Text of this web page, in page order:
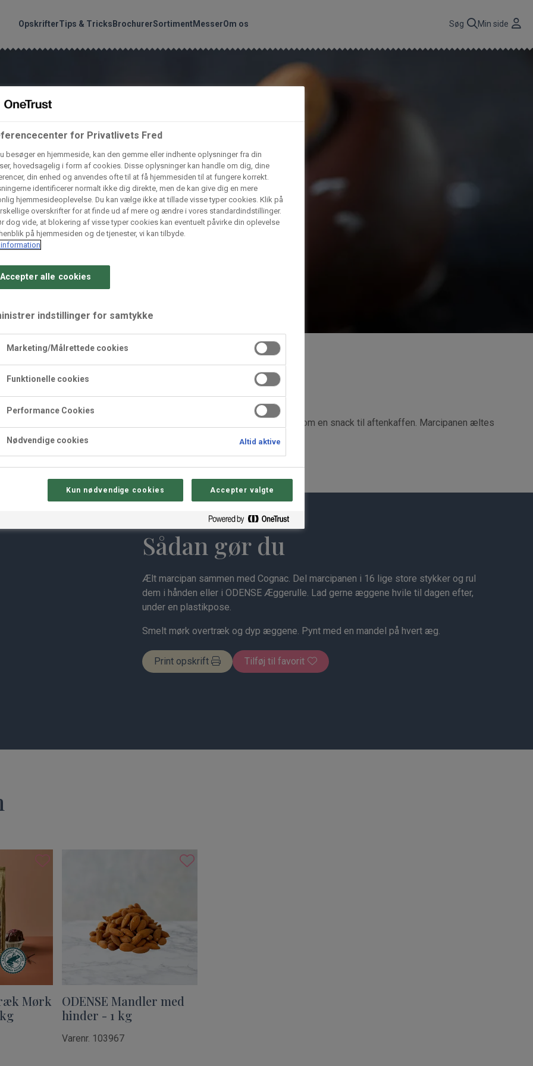
OpskrifterTips & TricksBrochurerSortimentMesserOm os Søg Min side
smag til dine påskeæg, perfekt til en voksen påskemiddag eller som en snack til aftenkaffen. Marcipanen æltes
hvorefter æggene evt. kan pyntes med en mandel.
Sådan gør du
Ælt marcipan sammen med Cognac. Del marcipanen i 16 lige store stykker og rul
dem i hånden eller i ODENSE Æggerulle. Lad gerne æggene hvile til dagen efter,
under en plastikpose.
Smelt mørk overtræk og dyp æggene. Pynt med en mandel på hvert æg.
Print opskrift Tilføj til favorit
Mørk
ODENSE Mandler med
hinder - 1 kg
Varenr. 103967
Søg
vores produkter
Arctic Import
Dagrofa Foodservice Fullhouse
INCO Cash & Carry L. C. Lauritzen A/S
Vaffelexpressen
Gem dine favoritter!
ikke en eneste opskrift gå tabt! Opret en profil nu og start din
medlem af Odense Marcipan's professionelle fællesskab og få
adgang til dine gemte opskrifter og produkter - når som helst,
hvor som helst.
Log ind Opret profil
for Privatlivets Fred
besøger en hjemmeside, kan den gemme eller indhente oplysninger fra din
hovedsagelig i form af cookies. Disse oplysninger kan handle om dig, dine
din enhed og anvendes ofte til at få hjemmesiden til at fungere korrekt.
identificerer normalt ikke dig direkte, men de kan give dig en mere
hjemmesideoplevelse. Du kan vælge ikke at tillade visse typer cookies. Klik på
overskrifter for at finde ud af mere og ændre i vores standardindstillinger.
dog vide, at blokering af visse typer cookies kan eventuelt påvirke din oplevelse
på hjemmesiden og de tjenester, vi kan tilbyde.
Accepter alle cookies
indstillinger for samtykke
Marketing/Målrettede cookies
Funktionelle cookies
Performance Cookies
Nødvendige cookies Altid aktive
Kun nødvendige cookies Accepter valgte